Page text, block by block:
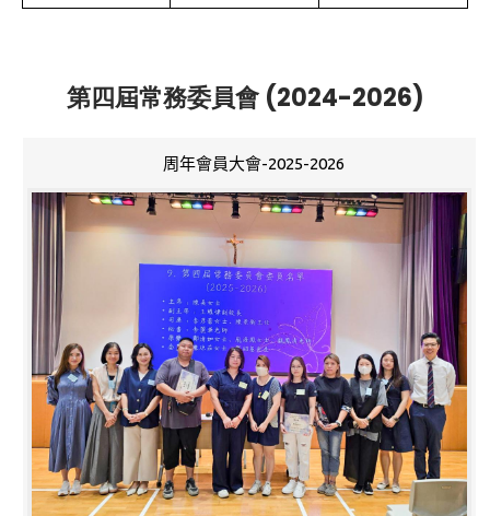
第四屆常務委員會 (2024-2026)
周年會員大會-2025-2026